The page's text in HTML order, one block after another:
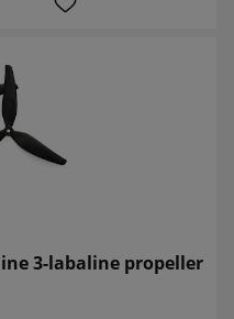
3-labaline propeller